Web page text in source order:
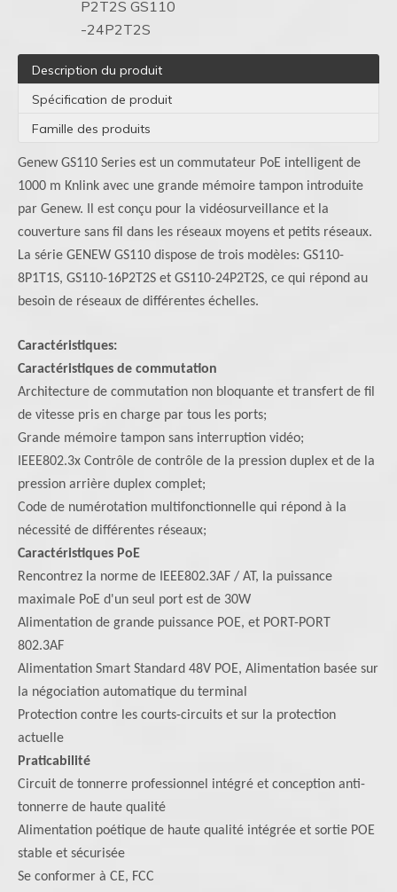
P2T2S GS110
-24P2T2S
Description du produit
Spécification de produit
Famille des produits
Genew GS110 Series est un commutateur PoE intelligent de
1000 m Knlink avec une grande mémoire tampon introduite
par Genew. Il est conçu pour la vidéosurveillance et la
couverture sans fil dans les réseaux moyens et petits réseaux.
La série GENEW GS110 dispose de trois modèles: GS110-
8P1T1S, GS110-16P2T2S et GS110-24P2T2S, ce qui répond au
besoin de réseaux de différentes échelles.
Caractéristiques:
Caractéristiques de commutation
Architecture de commutation non bloquante et transfert de fil
de vitesse pris en charge par tous les ports;
Grande mémoire tampon sans interruption vidéo;
IEEE802.3x Contrôle de contrôle de la pression duplex et de la
pression arrière duplex complet;
Code de numérotation multifonctionnelle qui répond à la
nécessité de différentes réseaux;
Caractéristiques PoE
Rencontrez la norme de IEEE802.3AF / AT, la puissance
maximale PoE d'un seul port est de 30W
Alimentation de grande puissance POE, et PORT-PORT
802.3AF
Alimentation Smart Standard 48V POE, Alimentation basée sur
la négociation automatique du terminal
Protection contre les courts-circuits et sur la protection
actuelle
Praticabilité
Circuit de tonnerre professionnel intégré et conception anti-
tonnerre de haute qualité
Alimentation poétique de haute qualité intégrée et sortie POE
stable et sécurisée
Se conformer à CE, FCC